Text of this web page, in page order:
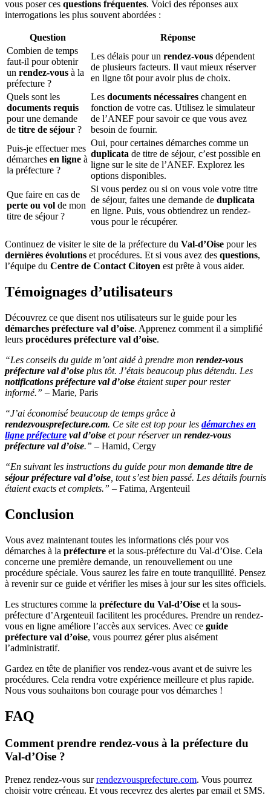
vous poser ces questions fréquentes. Voici des réponses aux
interrogations les plus souvent abordées :
Question
Réponse
Combien de temps
faut-il pour obtenir
un rendez-vous à la
préfecture ?
Les délais pour un rendez-vous dépendent
de plusieurs facteurs. Il vaut mieux réserver
en ligne tôt pour avoir plus de choix.
Quels sont les
documents requis
pour une demande
de titre de séjour ?
Les documents nécessaires changent en
fonction de votre cas. Utilisez le simulateur
de l’ANEF pour savoir ce que vous avez
besoin de fournir.
Puis-je effectuer mes
démarches en ligne à
la préfecture ?
Oui, pour certaines démarches comme un
duplicata de titre de séjour, c’est possible en
ligne sur le site de l’ANEF. Explorez les
options disponibles.
Que faire en cas de
perte ou vol de mon
titre de séjour ?
Si vous perdez ou si on vous vole votre titre
de séjour, faites une demande de duplicata
en ligne. Puis, vous obtiendrez un rendez-
vous pour le récupérer.
Continuez de visiter le site de la préfecture du Val-d’Oise pour les
dernières évolutions et procédures. Et si vous avez des questions,
l’équipe du Centre de Contact Citoyen est prête à vous aider.
Témoignages d’utilisateurs
Découvrez ce que disent nos utilisateurs sur le guide pour les
démarches préfecture val d’oise. Apprenez comment il a simplifié
leurs procédures préfecture val d’oise.
“Les conseils du guide m’ont aidé à prendre mon rendez-vous
préfecture val d’oise plus tôt. J’étais beaucoup plus détendu. Les
notifications préfecture val d’oise étaient super pour rester
informé.” – Marie, Paris
“J’ai économisé beaucoup de temps grâce à
rendezvousprefecture.com. Ce site est top pour les démarches en
ligne préfecture val d’oise et pour réserver un rendez-vous
préfecture val d’oise.” – Hamid, Cergy
“En suivant les instructions du guide pour mon demande titre de
séjour préfecture val d’oise , tout s’est bien passé. Les détails fournis
étaient exacts et complets.” – Fatima, Argenteuil
Conclusion
Vous avez maintenant toutes les informations clés pour vos
démarches à la préfecture et la sous-préfecture du Val-d’Oise. Cela
concerne une première demande, un renouvellement ou une
procédure spéciale. Vous saurez les faire en toute tranquillité. Pensez
à revenir sur ce guide et vérifier les mises à jour sur les sites officiels.
Les structures comme la préfecture du Val-d’Oise et la sous-
préfecture d’Argenteuil facilitent les procédures. Prendre un rendez-
vous en ligne améliore l’accès aux services. Avec ce guide
préfecture val d’oise, vous pourrez gérer plus aisément
l’administratif.
Gardez en tête de planifier vos rendez-vous avant et de suivre les
procédures. Cela rendra votre expérience meilleure et plus rapide.
Nous vous souhaitons bon courage pour vos démarches !
FAQ
Comment prendre rendez-vous à la préfecture du
Val-d’Oise ?
Prenez rendez-vous surrendezvousprefecture.com. Vous pourrez
choisir votre créneau. Et vous recevrez des alertes par email et SMS.